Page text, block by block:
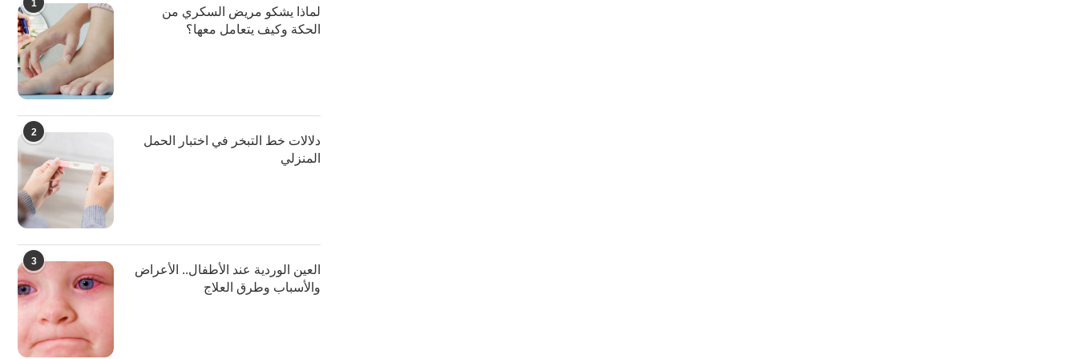
1
لماذا يشكو مريض السكري من
الحكة وكيف يتعامل معها؟
2
دلالات خط التبخر في اختبار الحمل
المنزلي
3
العين الوردية عند الأطفال.. الأعراض
والأسباب وطرق العلاج